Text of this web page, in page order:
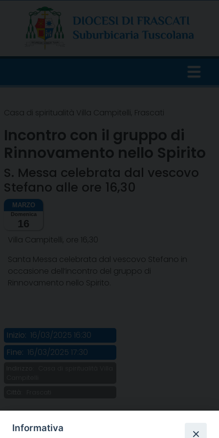
content
Casa di spiritualità Villa Campitelli, Frascati
Incontro con il gruppo di
Rinnovamento nello Spirito
S. Messa celebrata dal vescovo
Stefano alle ore 16,30
Domenica
16
Villa Campitelli, ore 16,30
Santa Messa celebrata dal vescovo Stefano in
occasione dell’incontro del gruppo di
Rinnovamento nello Spirito.
Inizio: 16/03/2025 16:30
Fine: 16/03/2025 17:30
Informativa